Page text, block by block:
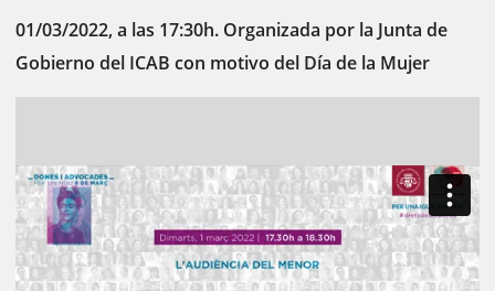
01/03/2022, a las 17:30h. Organizada por la Junta de
Gobierno del ICAB con motivo del Día de la Mujer